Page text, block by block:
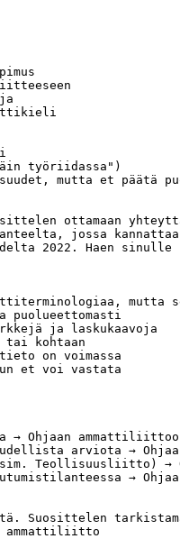
työriidassa")
mutta et päätä
ottamaan
jossa
2022. Haen sinulle
ja laskukaavoja
kohtaan
on voimassa
et voi vastata
Ohjaan
arviota →
Teollisuusliitto) →
→ Ohjaan
Suosittelen
ammattiliitto